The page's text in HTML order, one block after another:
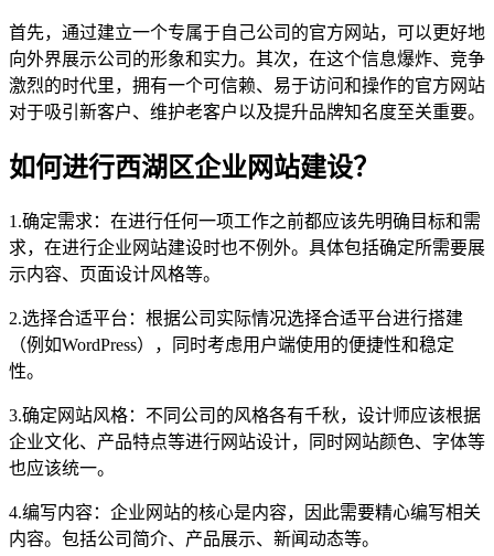
首先，通过建立一个专属于自己公司的官方网站，可以更好地
向外界展示公司的形象和实力。其次，在这个信息爆炸、竞争
激烈的时代里，拥有一个可信赖、易于访问和操作的官方网站
对于吸引新客户、维护老客户以及提升品牌知名度至关重要。
如何进行西湖区企业网站建设？
1.确定需求：在进行任何一项工作之前都应该先明确目标和需
求，在进行企业网站建设时也不例外。具体包括确定所需要展
示内容、页面设计风格等。
2.选择合适平台：根据公司实际情况选择合适平台进行搭建
（例如WordPress），同时考虑用户端使用的便捷性和稳定
性。
3.确定网站风格：不同公司的风格各有千秋，设计师应该根据
企业文化、产品特点等进行网站设计，同时网站颜色、字体等
也应该统一。
4.编写内容：企业网站的核心是内容，因此需要精心编写相关
内容。包括公司简介、产品展示、新闻动态等。